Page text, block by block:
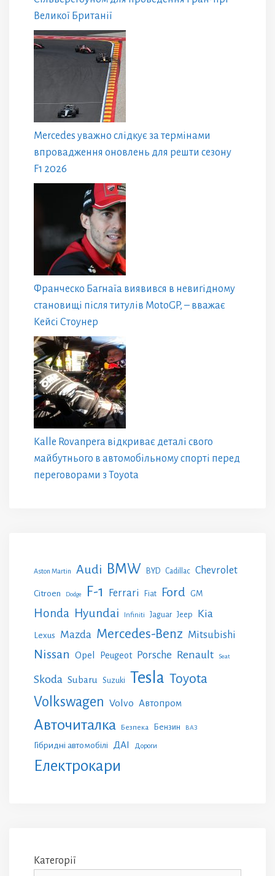
Великої Британії
Mercedes уважно слідкує за термінами
впровадження оновлень для решти сезону
F1 2026
Франческо Багнаїа виявився в невигідному
становищі після титулів MotoGP, – вважає
Кейсі Стоунер
Kalle Rovanpera відкриває деталі свого
майбутнього в автомобільному спорті перед
переговорами з Toyota
Aston Martin Audi BMW BYD Cadillac Chevrolet
Citroen Dodge F-1 Ferrari Fiat Ford GM
Honda Hyundai Infiniti Jaguar Jeep Kia
Lexus Mazda Mercedes-Benz Mitsubishi
Nissan Opel Peugeot Porsche Renault Seat
Skoda Subaru Suzuki Tesla Toyota
Volkswagen Volvo Автопром
Авточиталка Безпека Бензин ВАЗ
Гібридні автомобілі ДАІ Дороги
Електрокари
Категорії